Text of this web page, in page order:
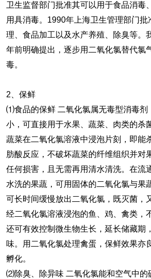
卫生监督部门批准其可以用于食品消毒
用具消毒。1990年上海卫生管理部门批
理、食品加工以及水产养殖、除臭等。
年前明确提出，逐步用二氧化氯替代氯
毒。
2、保鲜
⑴食品的保鲜 二氧化氯属无毒型消毒剂
小，可直接用于水果、蔬菜、肉类的杀
蔬菜在二氧化氯溶液中浸泡片刻，即能
肪酸反应，不破坏蔬菜的纤维组织并对
任何损害，且无需再用清水清洗。在流
水洗的果蔬，可用固体的二氧化氯与果
可长时间缓慢放出二氧化氯，既灭菌，
经二氧化氯溶液浸泡的鱼、鸡、禽类，
还可有效控制微生物生长，延长储藏期
味。用二氧化氯处理禽蛋，保鲜效果亦
孵化。
⑵除臭、除异味 二氧化氯能和空气中的